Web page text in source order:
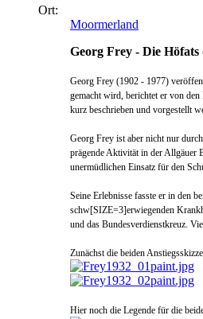
Ort:
Moormerland
Georg Frey - Die Höfats
Georg Frey (1902 - 1977)
gemacht wird, berichtet er von
kurz beschrieben und vorgestellt
Georg Frey ist aber nicht nur
prägende Aktivitätin der Allgäuer
unermüdlichen Einsatz für den
Seine Erlebnisse fasste er in den
schw[SIZE=3]erwiegenden
und das Bundesverdienstkreuz.
Zunächst die beiden
Hier noch die Legende für die